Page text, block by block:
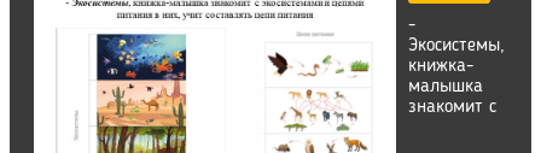
-
Экосистемы,
книжка-
малышка
знакомит с